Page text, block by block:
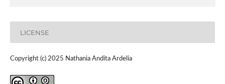
LICENSE
Copyright (c) 2025 Nathania Andita Ardelia